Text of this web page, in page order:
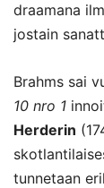
draamana
jostain
Brahms sai
10 nro 1
Herderin
tunnetaan